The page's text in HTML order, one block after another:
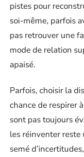
pistes pour
soi-même, parfois
pas retrouver une
mode de relation
apaisé.
Parfois, choisir la
chance de respirer
sont pas toujours
les réinventer
semé